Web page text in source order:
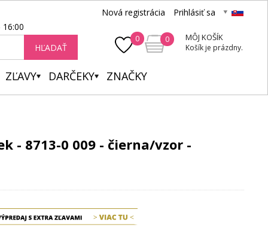
Nová registrácia Prihlásiť sa
0 0 MÔJ KOŠÍK
Košík je prázdny.
HĽADAŤ
ZĽAVY DARČEKY ZNAČKY
- 8713-0 009 - čierna/vzor -